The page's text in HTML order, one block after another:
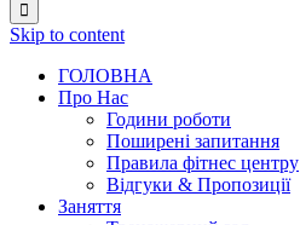

Skip to content
ГОЛОВНА
Про Нас
Години роботи
Поширені запитання
Правила фітнес центру
Відгуки & Пропозиції
Заняття